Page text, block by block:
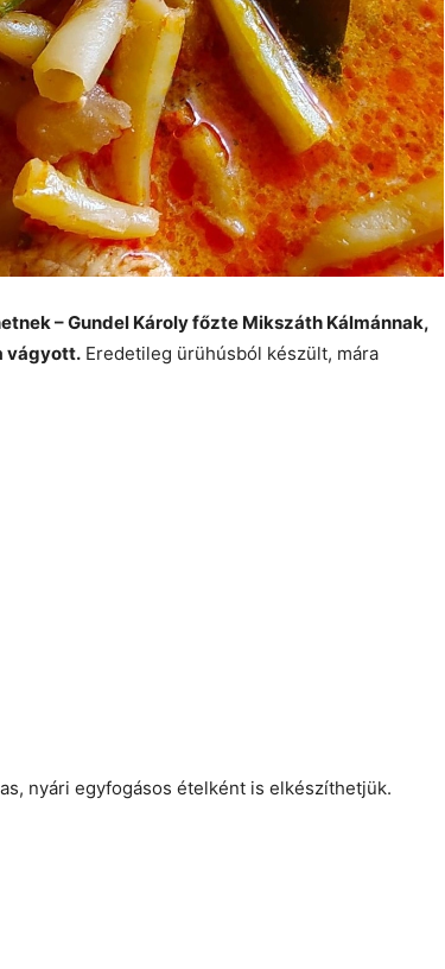
– Gundel Károly főzte Mikszáth Kálmánnak,
vágyott. Eredetileg ürühúsból készült, mára
nyári egyfogásos ételként is elkészíthetjük.